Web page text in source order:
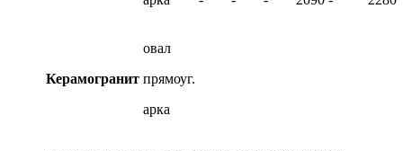
Керамогранит
овал
прямоуг.
арка